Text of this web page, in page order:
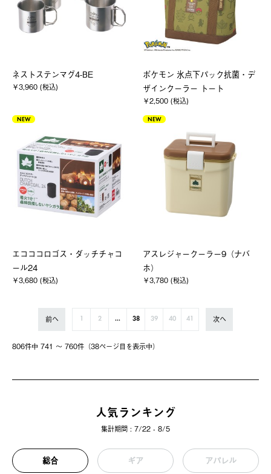
ネストステンマグ4-BE
￥3,960 (税込)
ポケモン 氷点下パック抗菌・デ
ザインクーラー トート
￥2,500 (税込)
NEW
エコココロゴス・ダッチチャコ
ール24
￥3,680 (税込)
NEW
アスレジャークーラー9（ナバ
ホ）
￥3,780 (税込)
806件中 741 〜 760件（38ページ⽬を表⽰中）
前へ 1 2 ... 38 39 40 41 次へ
人気ランキング
集計期間 : 7/22 - 8/5
総合 ギア アパレル